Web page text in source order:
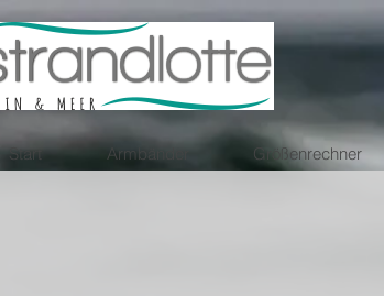
Start Armbänder Größenrechner